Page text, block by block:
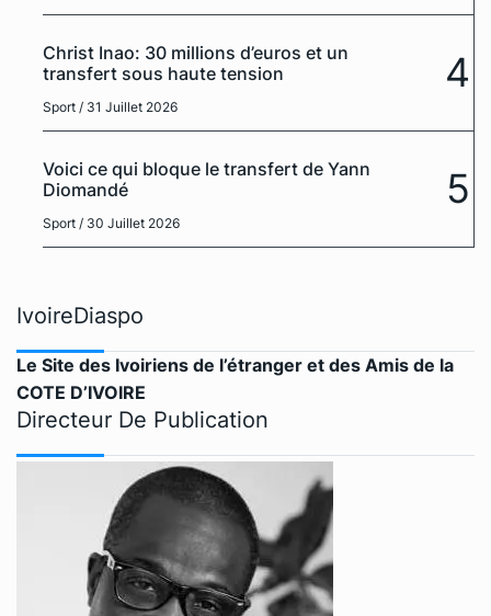
Christ Inao: 30 millions d’euros et un
transfert sous haute tension
Sport / 31 Juillet 2026
4
Voici ce qui bloque le transfert de Yann
Diomandé
Sport / 30 Juillet 2026
5
IvoireDiaspo
Le Site des Ivoiriens de l’étranger et des Amis de la
COTE D’IVOIRE
Directeur De Publication